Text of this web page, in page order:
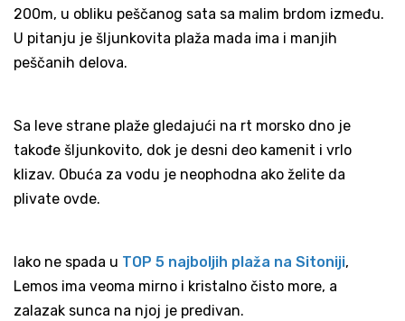
200m, u obliku peščanog sata sa malim brdom između.
U pitanju je šljunkovita plaža mada ima i manjih
peščanih delova.
Sa leve strane plaže gledajući na rt morsko dno je
takođe šljunkovito, dok je desni deo kamenit i vrlo
klizav. Obuća za vodu je neophodna ako želite da
plivate ovde.
Iako ne spada u TOP 5 najboljih plaža na Sitoniji,
Lemos ima veoma mirno i kristalno čisto more, a
zalazak sunca na njoj je predivan.